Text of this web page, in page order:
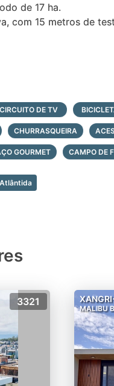
de 17 ha.
com 15 metros de
CIRCUITO DE TV
CHURRASQUEIRA
GOURMET CAMPO DE
3321
MALIBU